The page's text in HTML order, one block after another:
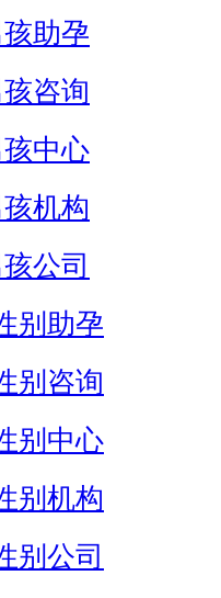
助孕
咨询
中心
机构
公司
别助孕
别咨询
别中心
别机构
别公司